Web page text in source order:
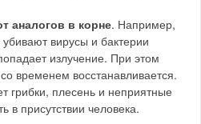
аналогов в корне. Например,
вирусы и бактерии
излучение. При этом
временем восстанавливается.
грибки, плесень и неприятные
в присутствии человека.